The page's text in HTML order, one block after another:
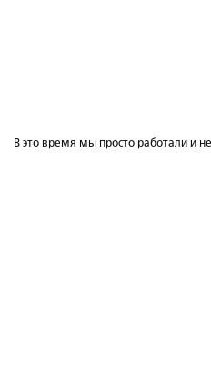
В это время мы просто работали и